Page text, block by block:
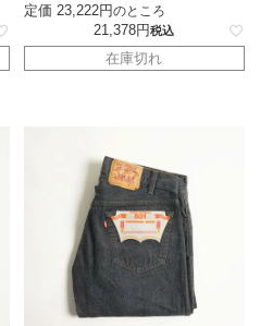
定価 23,222 のところ
21,378 税込
在庫切れ